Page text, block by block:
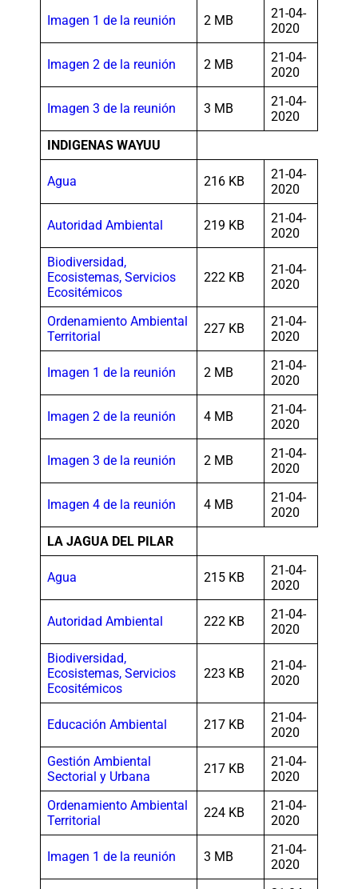
Imagen 1 de la reunión 2 MB
21-04-
2020
Imagen 2 de la reunión 2 MB
21-04-
2020
Imagen 3 de la reunión 3 MB
21-04-
2020
INDIGENAS WAYUU
Agua 216 KB
21-04-
2020
Autoridad Ambiental 219 KB
21-04-
2020
Biodiversidad,
Ecosistemas, Servicios
Ecositémicos
222 KB
21-04-
2020
Ordenamiento Ambiental
Territorial
227 KB
21-04-
2020
Imagen 1 de la reunión 2 MB
21-04-
2020
Imagen 2 de la reunión 4 MB
21-04-
2020
Imagen 3 de la reunión 2 MB
21-04-
2020
Imagen 4 de la reunión 4 MB
21-04-
2020
LA JAGUA DEL PILAR
Agua 215 KB
21-04-
2020
Autoridad Ambiental 222 KB
21-04-
2020
Biodiversidad,
Ecosistemas, Servicios
Ecositémicos
223 KB
21-04-
2020
Educación Ambiental 217 KB
21-04-
2020
Gestión Ambiental
Sectorial y Urbana
217 KB
21-04-
2020
Ordenamiento Ambiental
Territorial
224 KB
21-04-
2020
Imagen 1 de la reunión 3 MB
21-04-
2020